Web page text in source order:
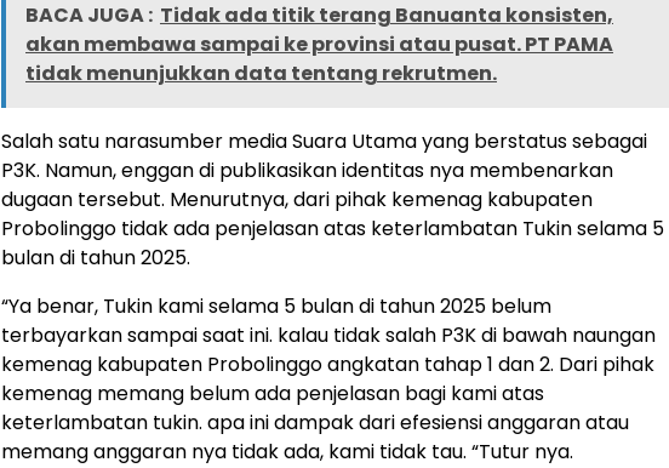
BACA JUGA : Tidak ada titik terang Banuanta konsisten,
akan membawa sampai ke provinsi atau pusat. PT PAMA
tidak menunjukkan data tentang rekrutmen.
Salah satu narasumber media Suara Utama yang berstatus sebagai
P3K. Namun, enggan di publikasikan identitas nya membenarkan
dugaan tersebut. Menurutnya, dari pihak kemenag kabupaten
Probolinggo tidak ada penjelasan atas keterlambatan Tukin selama 5
bulan di tahun 2025.
“Ya benar, Tukin kami selama 5 bulan di tahun 2025 belum
terbayarkan sampai saat ini. kalau tidak salah P3K di bawah naungan
kemenag kabupaten Probolinggo angkatan tahap 1 dan 2. Dari pihak
kemenag memang belum ada penjelasan bagi kami atas
keterlambatan tukin. apa ini dampak dari efesiensi anggaran atau
memang anggaran nya tidak ada, kami tidak tau. “Tutur nya.